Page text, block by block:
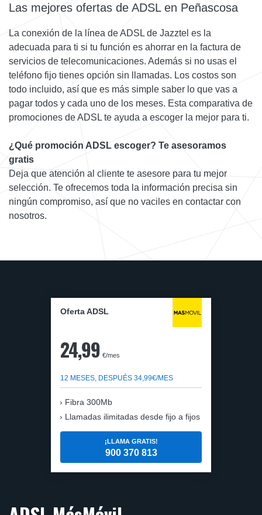
Las mejores ofertas de ADSL en Peñascosa
La conexión de la línea de ADSL de Jazztel es la
adecuada para ti si tu función es ahorrar en la factura de
servicios de telecomunicaciones. Además si no usas el
teléfono fijo tienes opción sin llamadas. Los costos son
todo incluido, así que es más simple saber lo que vas a
pagar todos y cada uno de los meses. Esta comparativa de
promociones de ADSL te ayuda a escoger la mejor para ti.
¿Qué promoción ADSL escoger? Te asesoramos
gratis
Deja que atención al cliente te asesore para tu mejor
selección. Te ofrecemos toda la información precisa sin
ningún compromiso, así que no vaciles en contactar con
nosotros.
Oferta ADSL
24,99 €/mes
12 MESES, DESPUÉS 34,99€/MES
Fibra 300Mb
Llamadas ilimitadas desde fijo a fijos
¡LLAMA GRATIS!
900 370 813